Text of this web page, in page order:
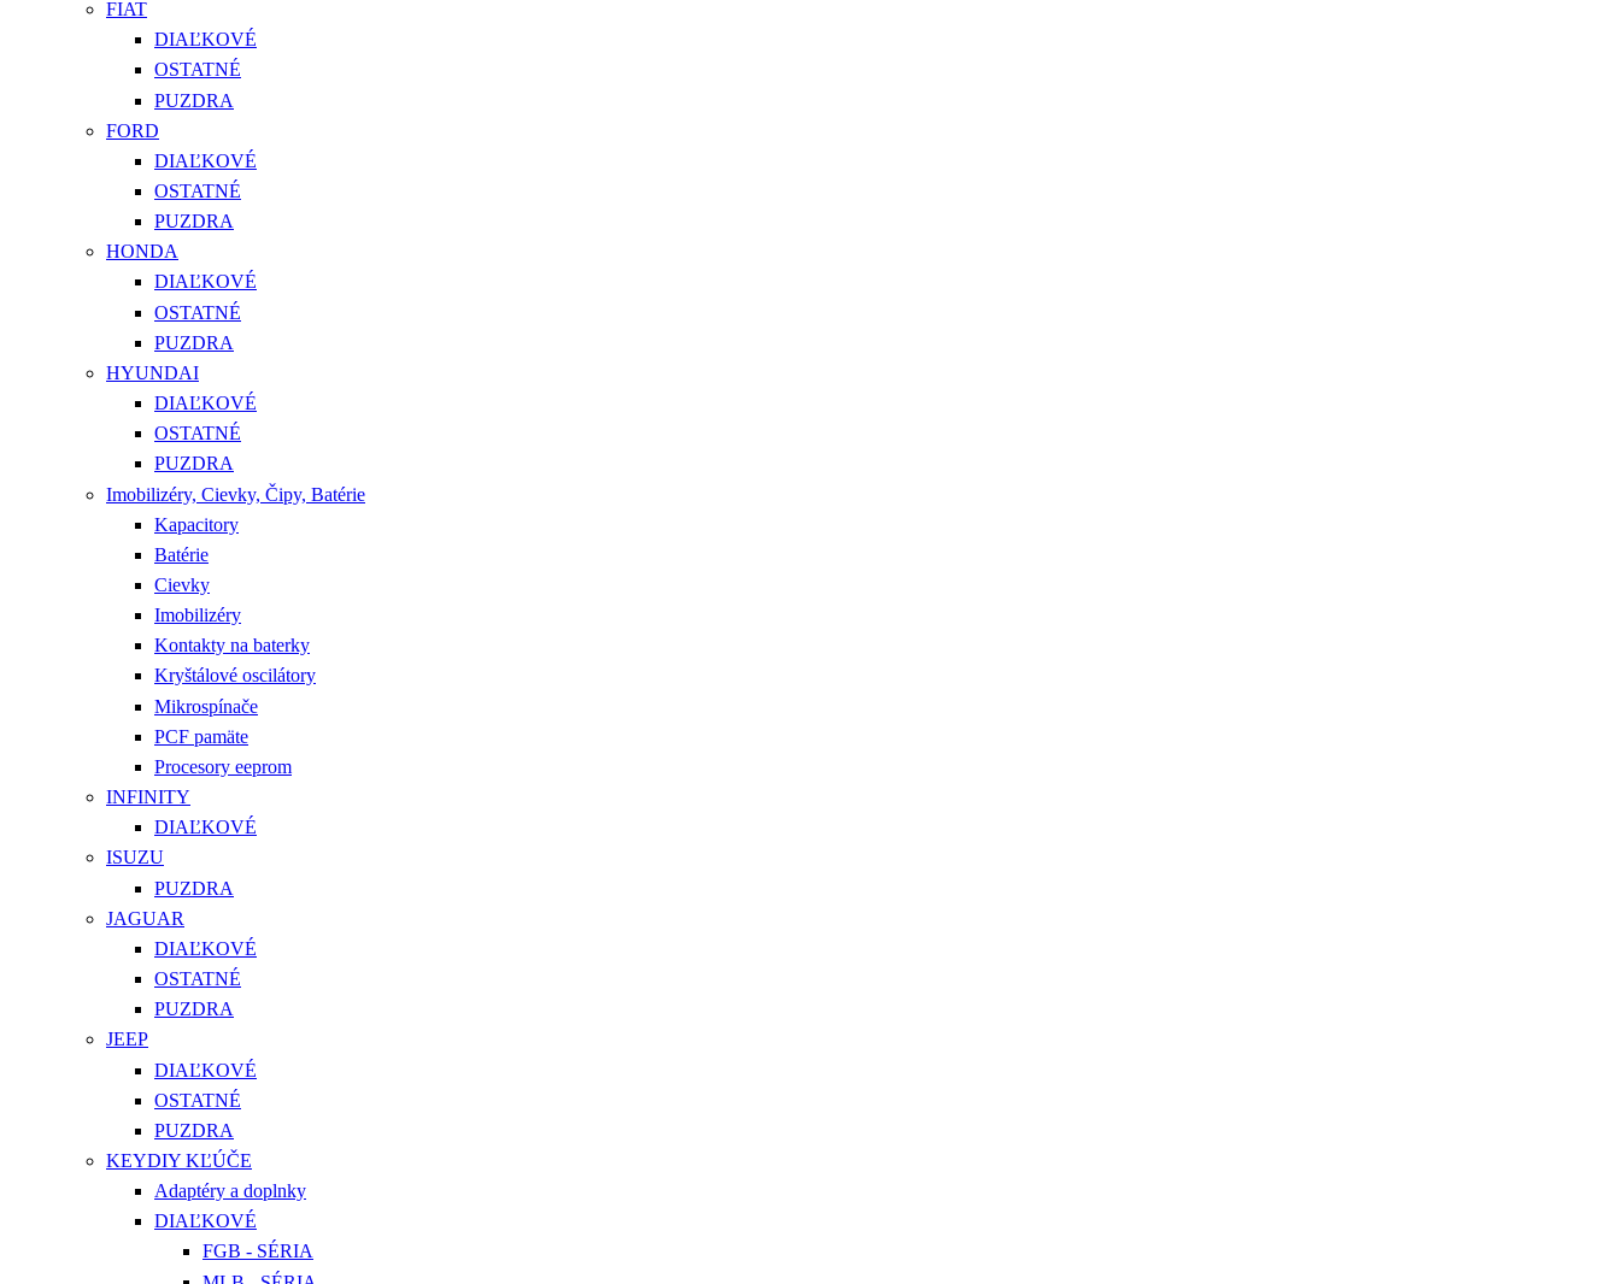
FIAT
DIAĽKOVÉ
OSTATNÉ
PUZDRA
FORD
DIAĽKOVÉ
OSTATNÉ
PUZDRA
HONDA
DIAĽKOVÉ
OSTATNÉ
PUZDRA
HYUNDAI
DIAĽKOVÉ
OSTATNÉ
PUZDRA
Imobilizéry, Cievky, Čipy, Batérie
Kapacitory
Batérie
Cievky
Imobilizéry
Kontakty na baterky
Kryštálové oscilátory
Mikrospínače
PCF pamäte
Procesory eeprom
INFINITY
DIAĽKOVÉ
ISUZU
PUZDRA
JAGUAR
DIAĽKOVÉ
OSTATNÉ
PUZDRA
JEEP
DIAĽKOVÉ
OSTATNÉ
PUZDRA
KEYDIY KĽÚČE
Adaptéry a doplnky
DIAĽKOVÉ
FGB - SÉRIA